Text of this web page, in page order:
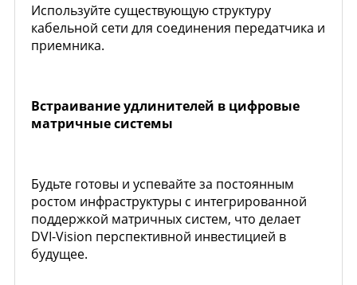
Используйте существующую структуру
кабельной сети для соединения передатчика и
приемника.
Встраивание удлинителей в цифровые
матричные системы
Будьте готовы и успевайте за постоянным
ростом инфраструктуры с интегрированной
поддержкой матричных систем, что делает
DVI-Vision перспективной инвестицией в
будущее.